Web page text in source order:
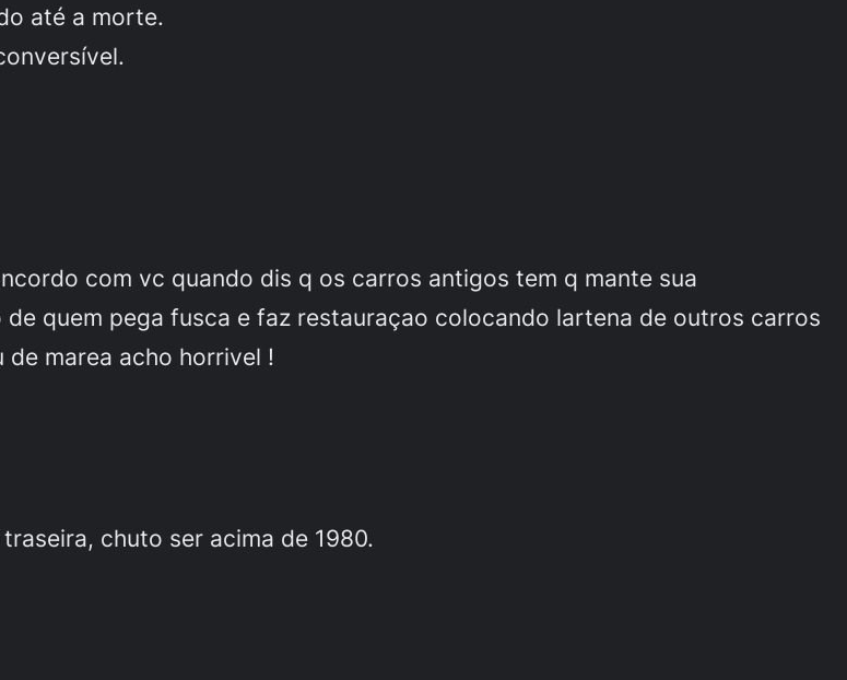
até a morte.
com vc quando dis q os carros antigos tem q mante sua
quem pega fusca e faz restauraçao colocando lartena de outros carros
marea acho horrivel !
chuto ser acima de 1980.